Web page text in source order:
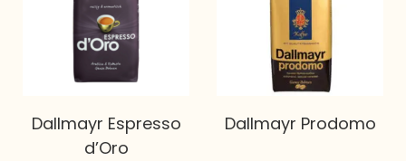
Dallmayr Espresso
d’Oro
Dallmayr Prodomo